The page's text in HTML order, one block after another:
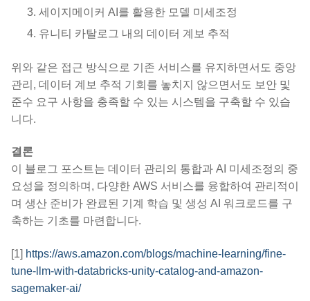
세이지메이커 AI를 활용한 모델 미세조정
유니티 카탈로그 내의 데이터 계보 추적
위와 같은 접근 방식으로 기존 서비스를 유지하면서도 중앙
관리, 데이터 계보 추적 기회를 놓치지 않으면서도 보안 및
준수 요구 사항을 충족할 수 있는 시스템을 구축할 수 있습
니다.
결론
이 블로그 포스트는 데이터 관리의 통합과 AI 미세조정의 중
요성을 정의하며, 다양한 AWS 서비스를 융합하여 관리적이
며 생산 준비가 완료된 기계 학습 및 생성 AI 워크로드를 구
축하는 기초를 마련합니다.
[1] https://aws.amazon.com/blogs/machine-learning/fine-
tune-llm-with-databricks-unity-catalog-and-amazon-
sagemaker-ai/